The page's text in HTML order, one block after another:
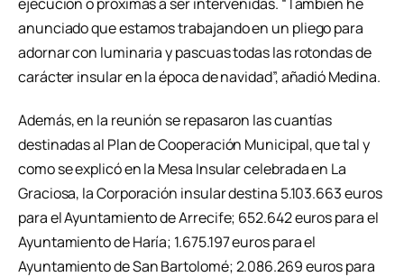
anunciado que estamos trabajando en un pliego para
adornar con luminaria y pascuas todas las rotondas de
carácter insular en la época de navidad”, añadió Medina.
Además, en la reunión se repasaron las cuantías
destinadas al Plan de Cooperación Municipal, que tal y
como se explicó en la Mesa Insular celebrada en La
Graciosa, la Corporación insular destina 5.103.663 euros
para el Ayuntamiento de Arrecife; 652.642 euros para el
Ayuntamiento de Haría; 1.675.197 euros para el
Ayuntamiento de San Bartolomé; 2.086.269 euros para